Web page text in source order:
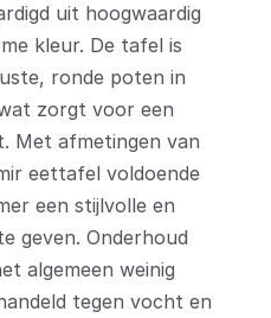
uit hoogwaardig
kleur. De tafel is
ronde poten in
zorgt voor een
Met afmetingen van
eettafel voldoende
een stijlvolle en
geven. Onderhoud
algemeen weinig
tegen vocht en